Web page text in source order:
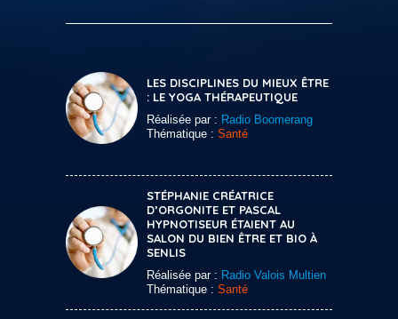
LES DISCIPLINES DU MIEUX ÊTRE
: LE YOGA THÉRAPEUTIQUE
Réalisée par : Radio Boomerang
Thématique : Santé
STÉPHANIE CRÉATRICE
D’ORGONITE ET PASCAL
HYPNOTISEUR ÉTAIENT AU
SALON DU BIEN ÊTRE ET BIO À
SENLIS
Réalisée par : Radio Valois Multien
Thématique : Santé